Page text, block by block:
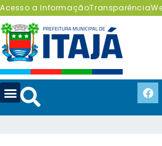
Acesso a InformaçãoTransparência